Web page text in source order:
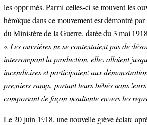
les opprimés. Parmi celles-ci se trouvent les
héroïque dans ce mouvement est démontré
du Ministère de la Guerre, datée du 3 mai
« Les ouvrières ne se contentaient pas de
interrompant la production, elles allaient
incendiaires et participaient aux
premiers rangs, portant leurs bébés dans
comportant de façon insultante envers les
Le 20 juin 1918, une nouvelle grève éclata